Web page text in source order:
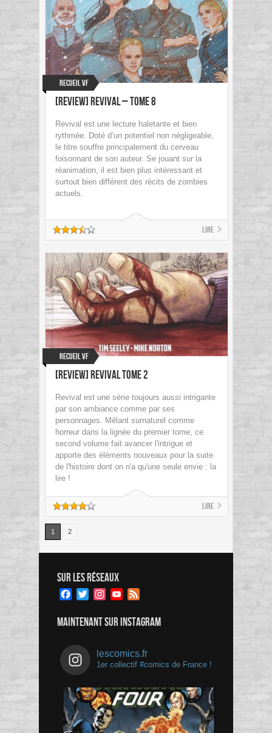
Recueil VF
[Review] Revival – Tome 8
Revival est une lecture haletante et bien
rythmée. Doté d’un potentiel non négligeable,
le titre souffre principalement du cerveau
foisonnant de son auteur. Se jouant sur la
réanimation, il est bien plus intéressant et
surtout bien différent des récits de zombies
actuels.
Lire
Recueil VF
[Review] Revival Tome 2
Revival est une série toujours aussi intrigante
par son ambiance comme par ses
personnages. Mêlant surnaturel comme
horreur dans la lignée du premier tome, ce
second volume fait avancer l'intrigue et
apporte des éléments nouveaux pour la suite
de l'histoire dont on n'a qu'une seule envie : la
lire !
Lire
1 2
SUR LES RÉSEAUX
Facebook
TwitterInstagramYouTube
MAINTENANT SUR INSTAGRAM
lescomics.fr
1er collectif #comics de France !